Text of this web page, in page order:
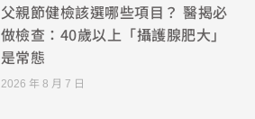
父親節健檢該選哪些項目？ 醫揭必
做檢查：40歲以上「攝護腺肥大」
是常態
2026 年 8 月 7 日